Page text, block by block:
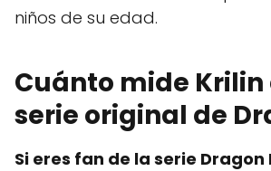
niños de su edad.
Cuánto mide Krilin
serie original de
Si eres fan de la serie Dragon